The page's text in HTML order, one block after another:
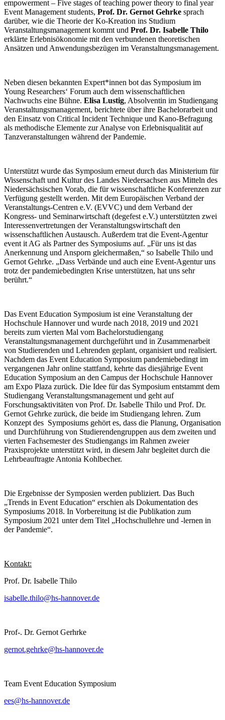
empowerment – Five stages of teaching power theory to final year
Event Management students, Prof. Dr. Gernot Gehrke sprach
darüber, wie die Theorie der Ko-Kreation ins Studium
Veranstaltungsmanagement kommt und Prof. Dr. Isabelle Thilo
erklärte Erlebnisökonomie mit den verbundenen theoretischen
Ansätzen und Anwendungsbezügen im Veranstaltungsmanagement.
Neben diesen bekannten Expert*innen bot das Symposium im
Young Researchers‘ Forum auch dem wissenschaftlichen
Nachwuchs eine Bühne. Elisa Lustig, Absolventin im Studiengang
Veranstaltungsmanagement, berichtete über ihre Bachelorarbeit und
den Einsatz von Critical Incident Technique und Kano-Befragung
als methodische Elemente zur Analyse von Erlebnisqualität auf
Tanzveranstaltungen während der Pandemie.
Unterstützt wurde das Symposium erneut durch das Ministerium für
Wissenschaft und Kultur des Landes Niedersachsen aus Mitteln des
Niedersächsischen Vorab, die für wissenschaftliche Konferenzen zur
Verfügung gestellt werden. Mit dem Europäischen Verband der
Veranstaltungs-Centren e.V. (EVVC) und dem Verband der
Kongress- und Seminarwirtschaft (degefest e.V.) unterstützten zwei
Interessenvertretungen der Veranstaltungswirtschaft den
wissenschaftlichen Austausch. Außerdem trat die Event-Agentur
event it AG als Partner des Symposiums auf. „Für uns ist das
Anerkennung und Ansporn gleichermaßen,“ so Isabelle Thilo und
Gernot Gehrke. „Dass Verbände und auch eine Event-Agentur uns
trotz der pandemiebedingten Krise unterstützen, hat uns sehr
berührt.“
Das Event Education Symposium ist eine Veranstaltung der
Hochschule Hannover und wurde nach 2018, 2019 und 2021
bereits zum vierten Mal vom Bachelorstudiengang
Veranstaltungsmanagement durchgeführt und in Zusammenarbeit
von Studierenden und Lehrenden geplant, organisiert und realisiert.
Nachdem das Event Education Symposium pandemiebedingt im
vergangenen Jahr online stattfand, kehrte das diesjährige Event
Education Symposium an den Campus der Hochschule Hannover
am Expo Plaza zurück. Die Idee für das Symposium entstammt dem
Studiengang Veranstaltungsmanagement und geht auf
Forschungsaktivitäten von Prof. Dr. Isabelle Thilo und Prof. Dr.
Gernot Gehrke zurück, die beide im Studiengang lehren. Zum
Konzept des Symposiums gehört es, dass die Planung, Organisation
und Durchführung von Studierendengruppen aus dem zweiten und
vierten Fachsemester des Studiengangs im Rahmen zweier
Praxisprojekte unterstützt wird, in diesem Jahr begleitet durch die
Lehrbeauftragte Antonia Kohlbecher.
Die Ergebnisse der Symposien werden publiziert. Das Buch
„Trends in Event Education“ erschien als Dokumentation des
Symposiums 2018. In Vorbereitung ist die Publikation zum
Symposium 2021 unter dem Titel „Hochschullehre und -lernen in
der Pandemie“.
Kontakt:
Prof. Dr. Isabelle Thilo
isabelle.thilo@hs-hannover.de
Prof-. Dr. Gernot Gerhrke
gernot.gehrke@hs-hannover.de
Team Event Education Symposium
ees@hs-hannover.de